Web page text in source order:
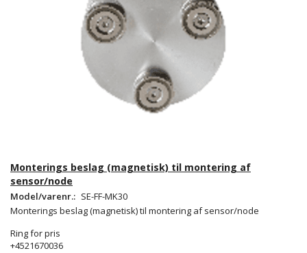
Monterings beslag (magnetisk) til montering af
sensor/node
Model/varenr.: SE-FF-MK30
Monterings beslag (magnetisk) til montering af sensor/node
Ring for pris
+4521670036